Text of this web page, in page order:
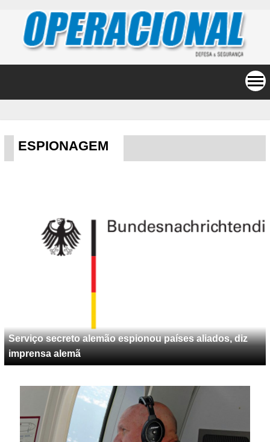
ESPIONAGEM
Serviço secreto alemão espionou países aliados, diz
imprensa alemã